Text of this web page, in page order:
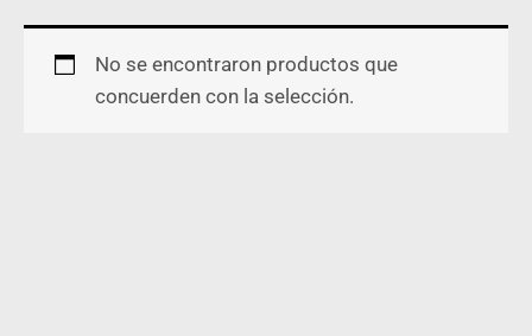
No se encontraron productos que
concuerden con la selección.